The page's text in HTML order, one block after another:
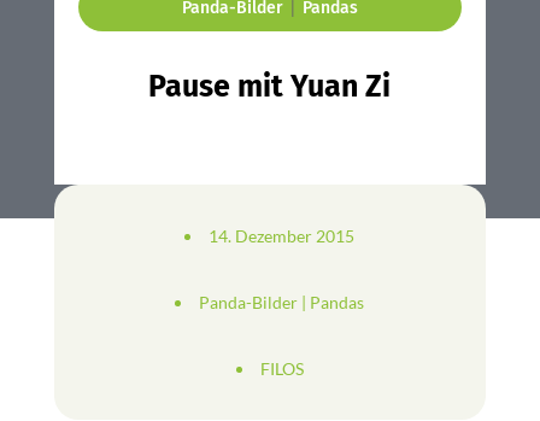
Panda-Bilder| Pandas
Pause mit Yuan Zi
14. Dezember 2015
Panda-Bilder | Pandas
FILOS